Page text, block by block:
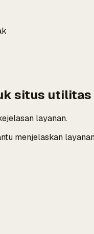
situs utilitas
layanan.
menjelaskan